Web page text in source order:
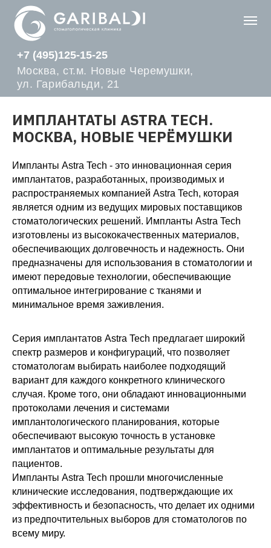
Москва, ст.м. Новые Черемушки,
ул. Гарибальди, 21
ИМПЛАНТАТЫ ASTRA TECH.
МОСКВА, НОВЫЕ ЧЕРЁМУШКИ
Импланты Astra Tech - это инновационная серия
имплантатов, разработанных, производимых и
распространяемых компанией Astra Tech, которая
является одним из ведущих мировых поставщиков
стоматологических решений. Импланты Astra Tech
изготовлены из высококачественных материалов,
обеспечивающих долговечность и надежность. Они
предназначены для использования в стоматологии и
имеют передовые технологии, обеспечивающие
оптимальное интегрирование с тканями и
минимальное время заживления.
Серия имплантатов Astra Tech предлагает широкий
спектр размеров и конфигураций, что позволяет
стоматологам выбирать наиболее подходящий
вариант для каждого конкретного клинического
случая. Кроме того, они обладают инновационными
протоколами лечения и системами
имплантологического планирования, которые
обеспечивают высокую точность в установке
имплантатов и оптимальные результаты для
пациентов.
Импланты Astra Tech прошли многочисленные
клинические исследования, подтверждающие их
эффективность и безопасность, что делает их одними
из предпочтительных выборов для стоматологов по
всему миру.